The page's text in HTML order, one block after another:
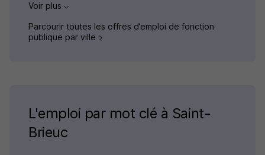
Voir plus
Parcourir toutes les offres d’emploi de fonction
publique par ville
L'emploi par mot clé à Saint-
Brieuc